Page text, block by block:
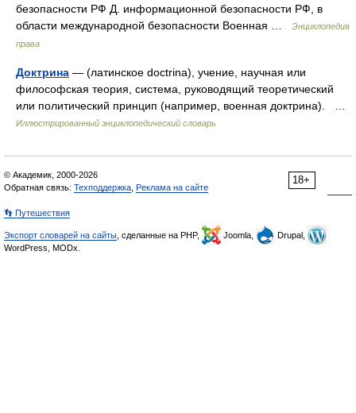
безопасности РФ Д. информационной безопасности РФ, в
области международной безопасности Военная …
Энциклопедия
права
Доктрина — (латинское doctrina), учение, научная или
философская теория, система, руководящий теоретический
или политический принцип (например, военная доктрина). …
Иллюстрированный энциклопедический словарь
18+
© Академик, 2000-2026
Обратная связь: Техподдержка Реклама на сайте
👣 Путешествия
Экспорт словарей на сайты , сделанные на PHP, Joomla,
Drupal,
WordPress, MODx.